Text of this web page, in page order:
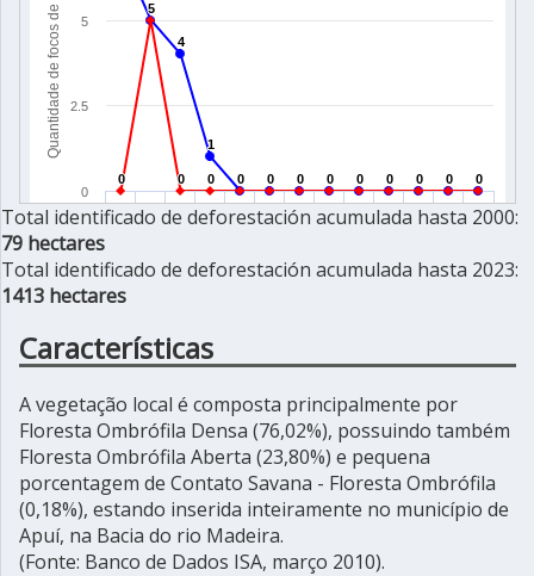
Total identificado de deforestación acumulada hasta 2000:
79 hectares
Total identificado de deforestación acumulada hasta 2023:
1413 hectares
Características
A vegetação local é composta principalmente por
Floresta Ombrófila Densa (76,02%), possuindo também
Floresta Ombrófila Aberta (23,80%) e pequena
porcentagem de Contato Savana - Floresta Ombrófila
(0,18%), estando inserida inteiramente no município de
Apuí, na Bacia do rio Madeira.
(Fonte: Banco de Dados ISA, março 2010).